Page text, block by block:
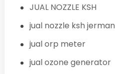
JUAL NOZZLE KSH
jual nozzle ksh jerman
jual orp meter
jual ozone generator